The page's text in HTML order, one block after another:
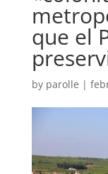
que el
by parolle |